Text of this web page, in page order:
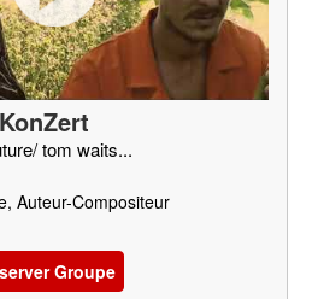
tom waits...
Auteur-Compositeur
Groupe